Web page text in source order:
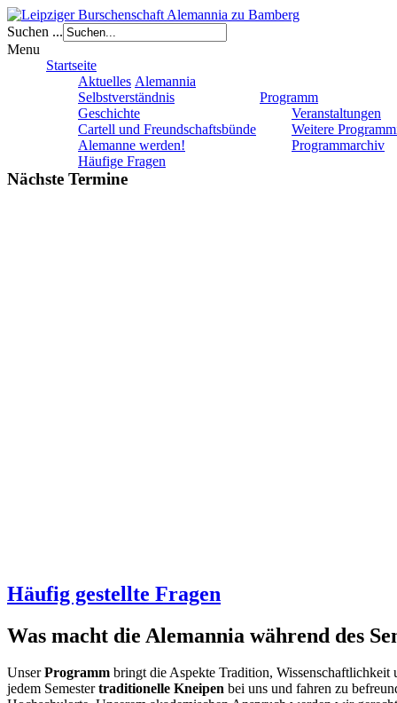
Suchen ...
Menu
Startseite
Aktuelles Alemannia
Selbstverständnis
Geschichte
Cartell und Freundschaftsbünde
Alemanne werden!
Häufige Fragen
Programm
Veranstaltungen
Weitere
Programmarchiv
Nächste Termine
Häufig gestellte Fragen
Was macht die Alemannia während des
UnserProgramm bringt die Aspekte Tradition,
jedem Semestertraditionelle Kneipen bei uns und fahren zu